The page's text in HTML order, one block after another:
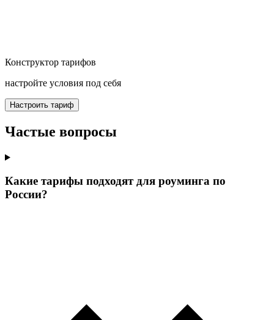
Конструктор тарифов
настройте условия под себя
Настроить тариф
Частые вопросы
Какие тарифы подходят для роуминга по
России?